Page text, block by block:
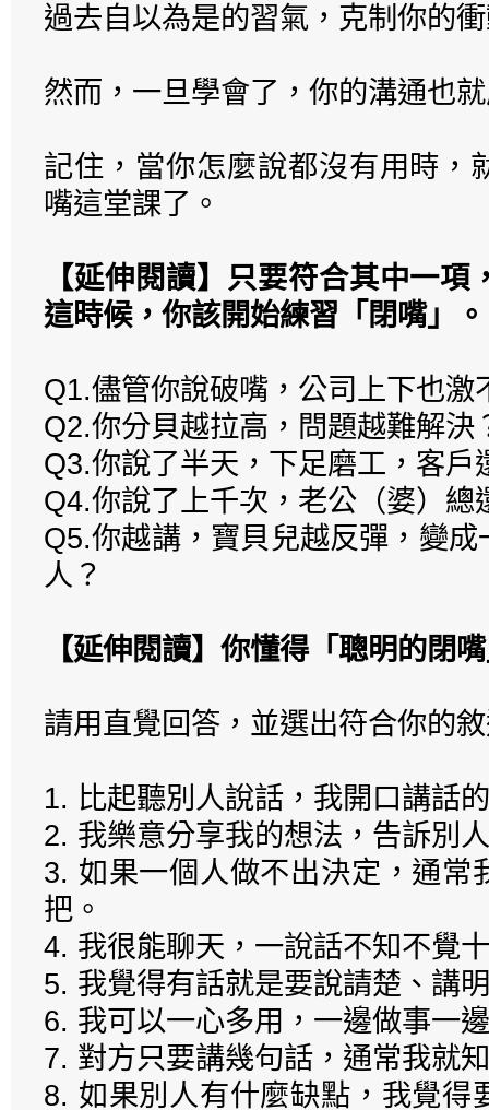
過去自以為是的習氣，克制你的
然而，一旦學會了，你的溝通也
記住，當你怎麼說都沒有用時，
嘴這堂課了。
【延伸閱讀】只要符合其中一
這時候，你該開始練習「閉嘴」。
Q1.儘管你說破嘴，公司上下也激
Q2.你分貝越拉高，問題越難解決
Q3.你說了半天，下足磨工，客戶
Q4.你說了上千次，老公（婆）總
Q5.你越講，寶貝兒越反彈，變
人？
【延伸閱讀】你懂得「聰明的閉
請用直覺回答，並選出符合你的
1. 比起聽別人說話，我開口講話
2. 我樂意分享我的想法，告訴別
3. 如果一個人做不出決定，通常
把。
4. 我很能聊天，一說話不知不覺
5. 我覺得有話就是要說請楚、講
6. 我可以一心多用，一邊做事一
7. 對方只要講幾句話，通常我就
8. 如果別人有什麼缺點，我覺得